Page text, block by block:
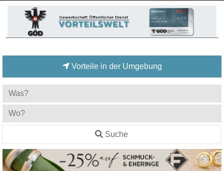
Vorteile in der Umgebung
Suche